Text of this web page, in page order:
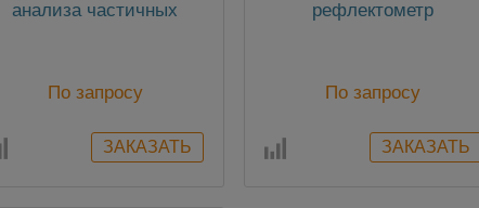
анализа частичных
По запросу
рефлектометр
По запросу